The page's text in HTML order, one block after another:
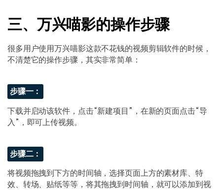
三、万兴喵影的操作步骤
很多用户使用万兴喵影这款不花钱的视频剪辑软件的时候，
不清楚它的操作步骤，其实非常简单：
步骤一：
下载并启动该软件，点击“新建项目”，在新的页面点击“导
入”，即可上传视频。
步骤二：
将视频拖拽到下方的时间轴，选择页面上方的素材库、特
效、转场、贴纸等等，将其拖拽到时间轴，就可以添加到视